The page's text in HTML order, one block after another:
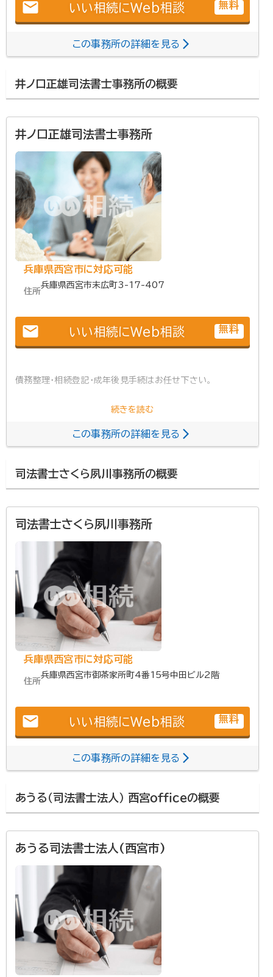
email いい相続にWeb相談 無料
この事務所の詳細を見る
井ノ口正雄司法書士事務所の概要
井ノ口正雄司法書士事務所
兵庫県西宮市に対応可能
住所
兵庫県西宮市末広町3-17-407
email いい相続にWeb相談 無料
債務整理・相続登記・成年後見手続はお任せ下さい。
この事務所の詳細を見る
司法書士さくら夙川事務所の概要
司法書士さくら夙川事務所
兵庫県西宮市に対応可能
住所
兵庫県西宮市御茶家所町4番15号中田ビル2階
email いい相続にWeb相談 無料
この事務所の詳細を見る
あうる（司法書士法人） 西宮ｏｆｆｉｃｅの概要
あうる司法書士法人(西宮市)